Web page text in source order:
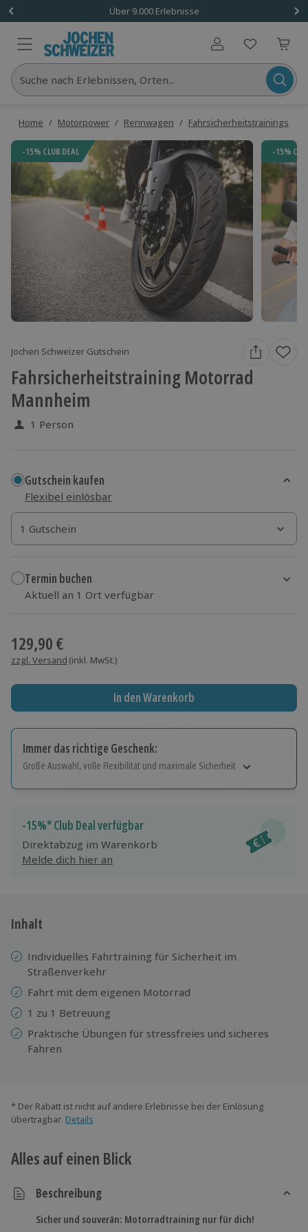
Über 9.000 Erlebnisse
Benutzerkonto
Suche nach Erlebnissen, Orten...
Home / Motorpower / Rennwagen / Fahrsicherheitstrainings
-15% CLUB DEAL -15%
Jochen Schweizer Gutschein
Fahrsicherheitstraining Motorrad
Mannheim
1 Person
Gutschein kaufen
Flexibel einlösbar
1 Gutschein
1 Gutschein
1 Gutschein
Termin buchen
Aktuell an 1 Ort verfügbar
129,90 €
zzgl. Versand (inkl. MwSt.)
In den Warenkorb
Immer das richtige Geschenk:
Große Auswahl, volle Flexibilität und maximale Sicherheit
Jeder Gutschein für alle Erlebnisse einlösbar.
Maximale Sicherheit
10 Jahre gültig & verlängerbar.
-15%* Club Deal verfügbar
Direktabzug im Warenkorb
Melde dich hier an
Inhalt
Individuelles Fahrtraining für Sicherheit im
Straßenverkehr
Fahrt mit dem eigenen Motorrad
1 zu 1 Betreuung
Praktische Übungen für stressfreies und sicheres
Fahren
* Der Rabatt ist nicht auf andere Erlebnisse bei der Einlösung
übertragbar. Details
Alles auf einen Blick
Beschreibung
Sicher und souverän: Motorradtraining nur für dich!